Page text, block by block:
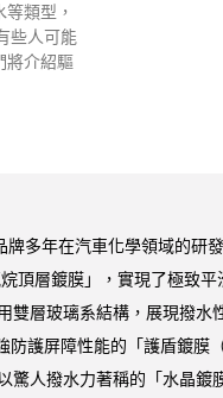
類型，
些人可能
將介紹驅
牌多年在汽車化學領域的
頂層鍍膜」，實現了極致
層玻璃系結構，展現撥
護屏障性能的「護盾鍍
人撥水力著稱的「水晶